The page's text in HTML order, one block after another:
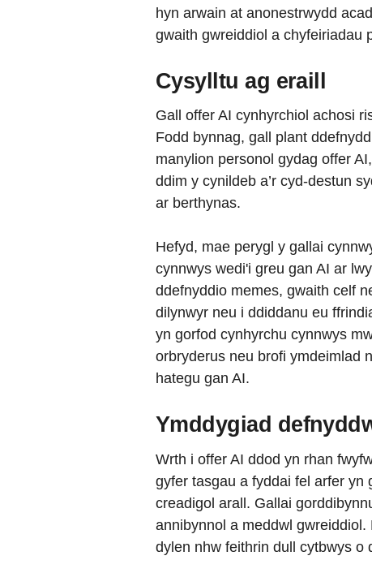
hyn arwain at anonestrwydd
gwaith gwreiddiol a chyfeiriadau
Cysylltu ag eraill
Gall offer AI cynhyrchiol achosi
Fodd bynnag, gall plant
manylion personol gydag offer
ddim y cynildeb a’r cyd-destun
ar berthynas.
Hefyd, mae perygl y gallai
cynnwys wedi'i greu gan AI ar
ddefnyddio memes, gwaith celf
dilynwyr neu i ddiddanu eu
yn gorfod cynhyrchu cynnwys
orbryderus neu brofi ymdeimlad
hategu gan AI.
Ymddygiad
Wrth i offer AI ddod yn rhan
gyfer tasgau a fyddai fel arfer yn
creadigol arall. Gallai
annibynnol a meddwl
dylen nhw feithrin dull cytbwys o